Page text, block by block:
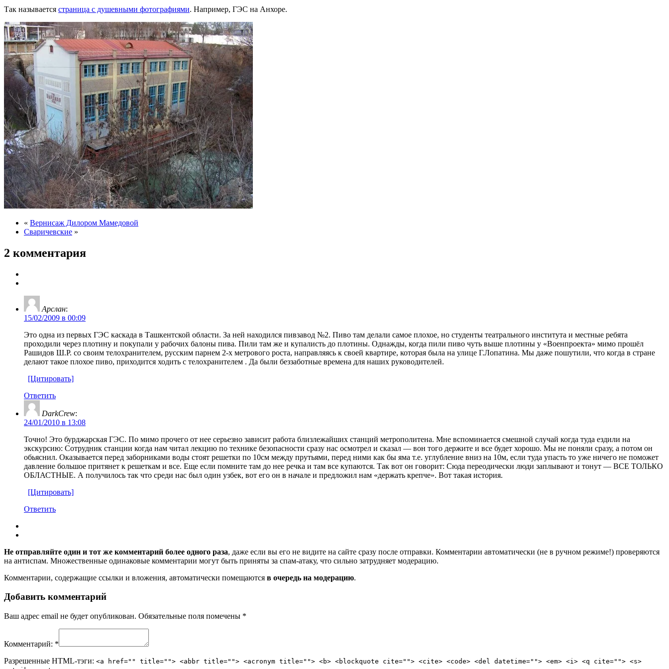
Так называется страница с душевными фотографиями. Например, ГЭС на Анхоре.
« Вернисаж Дилором Мамедовой
Сваричевские »
2 комментария
Арслан:
15/02/2009 в 00:09
Это одна из первых ГЭС каскада в Ташкентской области. За ней находился пивзавод №2. Пиво там делали самое плохое, но студенты театрального института и местные ребята
проходили через плотину и покупали у рабочих балоны пива. Пили там же и купалисть до плотины. Однажды, когда пили пиво чуть выше плотины у «Военпроекта» мимо прошёл
Рашидов Ш.Р. со своим телохранителем, русским парнем 2-х метрового роста, направляясь к своей квартире, которая была на улице Г.Лопатина. Мы даже пошутили, что когда в стране
делают такое плохое пиво, приходится ходить с телохранителем . Да были беззаботные времена для наших руководителей.
[Цитировать]
Ответить
DarkCrew:
24/01/2010 в 13:08
Точно! Это бурджарская ГЭС. По мимо прочего от нее серьезно зависит работа близлежайших станций метрополитена. Мне вспоминается смешной случай когда туда ездили на
экскурсию: Сотрудник станции когда нам читал лекцию по технике безопасности сразу нас осмотрел и сказал — вон того держите и все будет хорошо. Мы не поняли сразу, а потом он
обьяснил. Оказывается перед заборниками воды стоят решетки по 10см между прутьями, перед ними как бы яма т.е. углубление вниз на 10м, если туда упасть то уже ничего не поможет
давление большое притянет к решеткам и все. Еще если помните там до нее речка и там все купаются. Так вот он говорит: Сюда переодически люди заплывают и тонут — ВСЕ ТОЛЬКО
ОБЛАСТНЫЕ. А получилось так что среди нас был один узбек, вот его он в начале и предложил нам «держать крепче». Вот такая история.
[Цитировать]
Ответить
Не отправляйте один и тот же комментарий более одного раза, даже если вы его не видите на сайте сразу после отправки. Комментарии автоматически (не в ручном режиме!) проверяются
на антиспам. Множественные одинаковые комментарии могут быть приняты за спам-атаку, что сильно затрудняет модерацию.
Комментарии, содержащие ссылки и вложения, автоматически помещаются в очередь на модерацию.
Добавить комментарий
Ваш адрес email не будет опубликован. Обязательные поля помечены *
Комментарий: *
Разрешенные HTML-тэги: <a href="" title=""> <abbr title=""> <acronym title=""> <b> <blockquote cite=""> <cite> <code> <del datetime=""> <em> <i> <q cite=""> <s>